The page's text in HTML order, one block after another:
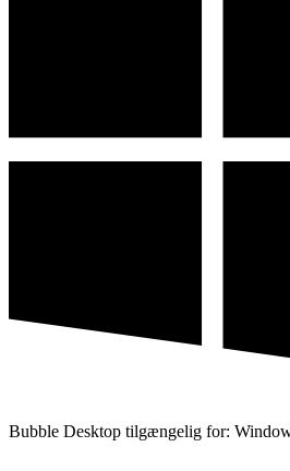
Bubble Desktop tilgængelig for: